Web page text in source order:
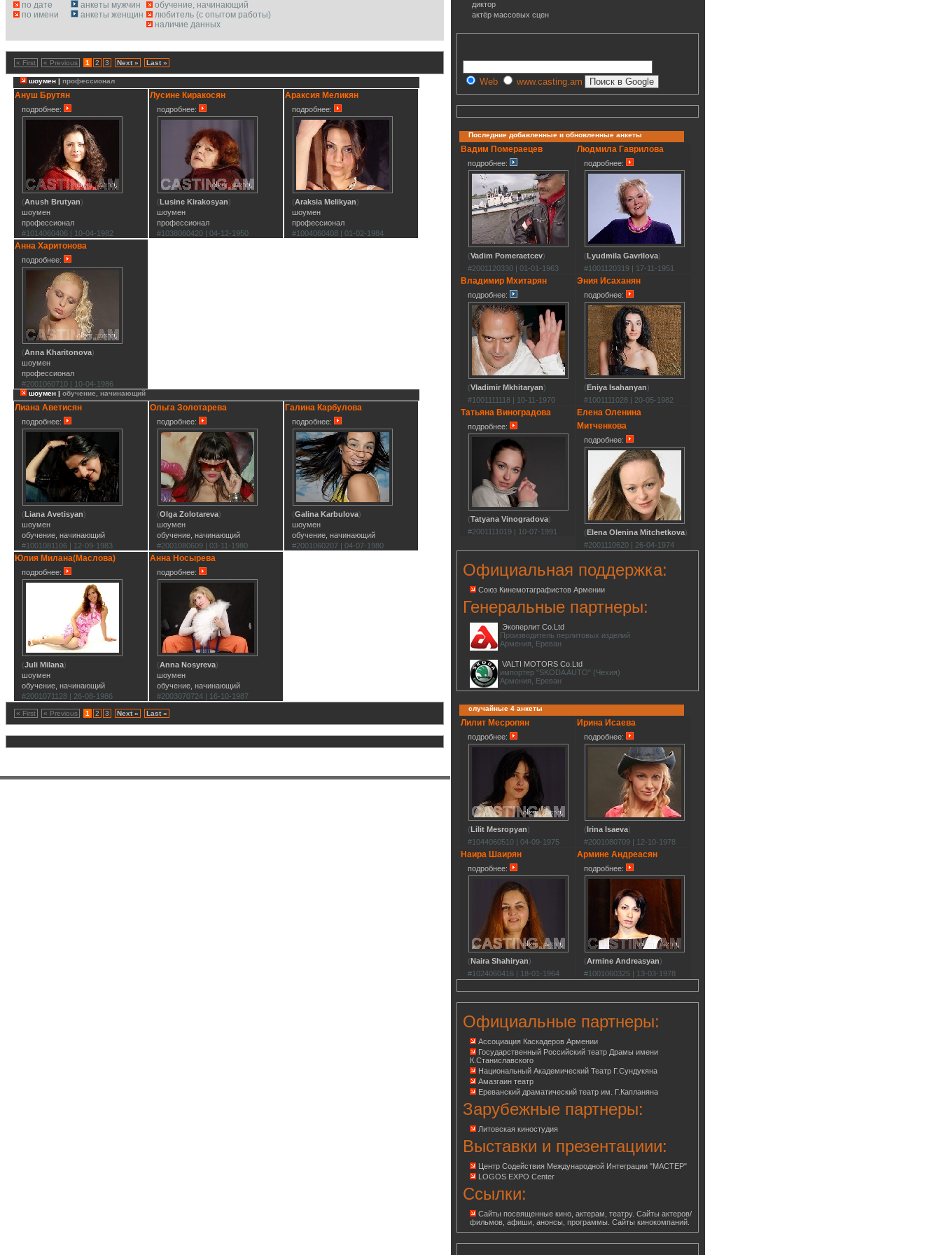
по дате
по имени
анкеты мужчин
анкеты женщин
обучение, начинающий
любитель (с опытом работы)
наличие данных
« First « Previous 1 2 3 Next » Last »
шоумен | профессионал
Ануш Брутян
подробнее:
(Anush Brutyan)
шоумен
профессионал
#1014060406 | 10-04-1982
Лусине Киракосян
подробнее:
(Lusine Kirakosyan)
шоумен
профессионал
#1038060420 | 04-12-1950
Араксия Меликян
подробнее:
(Araksia Melikyan)
шоумен
профессионал
#1004060408 | 01-02-1984
Анна Харитонова
подробнее:
(Anna Kharitonova)
шоумен
профессионал
#2001060710 | 10-04-1986
шоумен | обучение, начинающий
Лиана Аветисян
подробнее:
(Liana Avetisyan)
шоумен
обучение, начинающий
#1001081106 | 12-09-1983
Ольга Золотарева
подробнее:
(Olga Zolotareva)
шоумен
обучение, начинающий
#2001080609 | 03-11-1980
Галина Карбулова
подробнее:
(Galina Karbulova)
шоумен
обучение, начинающий
#2001060207 | 04-07-1980
Юлия Милана(Маслова)
подробнее:
(Juli Milana)
шоумен
обучение, начинающий
#2001071128 | 26-08-1986
Анна Носырева
подробнее:
(Anna Nosyreva)
шоумен
обучение, начинающий
#2003070724 | 16-10-1987
« First « Previous 1 2 3 Next » Last »
диктор
актёр массовых сцен
Web www.casting.am
Последние добавленные и обновленные анкеты
Вадим Помераецев
подробнее:
(Vadim Pomeraetcev)
#2001120330 | 01-01-1963
Людмила Гаврилова
подробнее:
(Lyudmila Gavrilova)
#1001120319 | 17-11-1951
Владимир Мхитарян
подробнее:
(Vladimir Mkhitaryan)
#1001111118 | 10-11-1970
Эния Исаханян
подробнее:
(Eniya Isahanyan)
#1001111028 | 20-05-1982
Татьяна Виноградова
подробнее:
(Tatyana Vinogradova)
#2001111019 | 10-07-1991
Елена Оленина
Митченкова
подробнее:
(Elena Olenina Mitchetkova)
#2001110620 | 26-04-1974
Официальная поддержка:
Союз Кинемотаграфистов Армении
Генеральные партнеры:
Экоперлит Co.Ltd
Производитель перлитовых изделий
Армения, Ереван
VALTI MOTORS Co.Ltd
импортер "SKODA AUTO" (Чехия)
Армения, Ереван
случайные 4 анкеты
Лилит Месропян
подробнее:
(Lilit Mesropyan)
#1044060510 | 04-09-1975
Ирина Исаева
подробнее:
(Irina Isaeva)
#2001080709 | 12-10-1978
Наира Шаирян
подробнее:
(Naira Shahiryan)
#1024060416 | 18-01-1964
Армине Андреасян
подробнее:
(Armine Andreasyan)
#1001060325 | 13-03-1978
Официальные партнеры:
Ассоциация Каскадеров Армении
Государственный Российский театр Драмы имени
К.Станиславского
Национальный Академический Театр Г.Сундукяна
Амазгаин театр
Ереванский драматический театр им. Г.Капланяна
Зарубежные партнеры:
Литовская киностудия
Выставки и презентациии:
Центр Содействия Международной Интеграции "МАСТЕР"
LOGOS EXPO Center
Ссылки:
Сайты посвященные кино, актерам, театру. Сайты актеров/
фильмов, афиши, анонсы, программы. Сайты кинокомпаний.